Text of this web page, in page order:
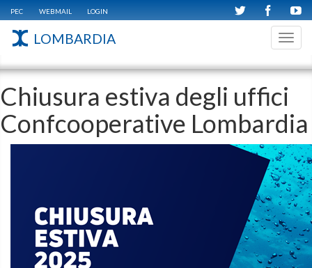
PEC WEBMAIL LOGIN
LOMBARDIA
Chiusura estiva degli uffici
Confcooperative Lombardia